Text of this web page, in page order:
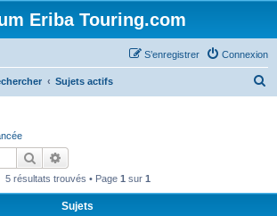
Eriba Touring.com
Connexion
S’enregistrer
Sujets actifs
Rechercher
5 résultats trouvés • Page 1 sur 1
Sujets